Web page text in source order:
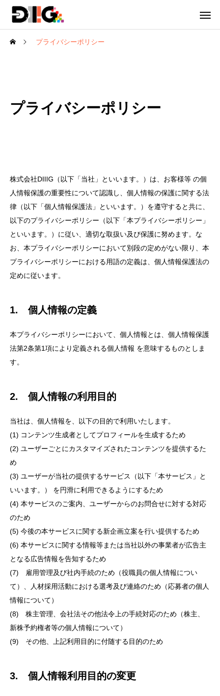
プライバシーポリシー
プライバシーポリシー
株式会社DIIIG（以下「当社」といいます。）は、お客様等 の個
人情報保護の重要性について認識し、個人情報の保護に関する法
律（以下「個人情報保護法」といいます。）を遵守すると共に、
以下のプライバシーポリシー（以下「本プライバシーポリシー」
といいます。）に従い、適切な取扱い及び保護に努めます。な
お、本プライバシーポリシーにおいて別段の定めがない限り、本
プライバシーポリシーにおける用語の定義は、個人情報保護法の
定めに従います。
1. 個人情報の定義
本プライバシーポリシーにおいて、個人情報とは、個人情報保護
法第2条第1項により定義される個人情報 を意味するものとしま
す。
2. 個人情報の利用目的
当社は、個人情報を、以下の目的で利用いたします。
(1) コンテンツ生成者としてプロフィールを生成するため
(2) ユーザーごとにカスタマイズされたコンテンツを提供するた
め
(3) ユーザーが当社の提供するサービス（以下「本サービス」と
いいます。） を円滑に利用できるようにするため
(4) 本サービスのご案内、ユーザーからのお問合せに対する対応
のため
(5) 今後の本サービスに関する新企画立案を行い提供するため
(6) 本サービスに関する情報等または当社以外の事業者が広告主
となる広告情報を告知するため
(7) 雇用管理及び社内手続のため（役職員の個人情報につい
て）、人材採用活動における選考及び連絡のため（応募者の個人
情報について）
(8) 株主管理、会社法その他法令上の手続対応のため（株主、
新株予約権者等の個人情報について）
(9) その他、上記利用目的に付随する目的のため
3. 個人情報利用目的の変更